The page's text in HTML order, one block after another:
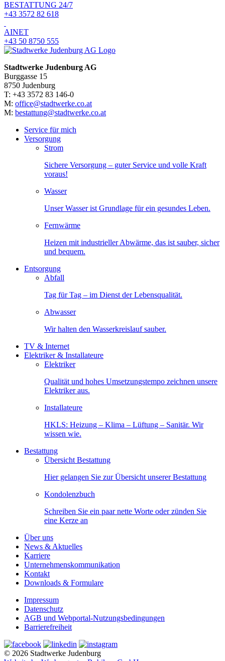
BESTATTUNG 24/7
+43 3572 82 618
AINET
+43 50 8750 555
Stadtwerke Judenburg AG
Burggasse 15
8750 Judenburg
T: +43 3572 83 146-0
M: office@stadtwerke.co.at
M: bestattung@stadtwerke.co.at
Service für mich
Versorgung
Strom
Sichere Versorgung – guter Service und volle Kraft
voraus!
Wasser
Unser Wasser ist Grundlage für ein gesundes Leben.
Fernwärme
Heizen mit industrieller Abwärme, das ist sauber, sicher
und bequem.
Entsorgung
Abfall
Tag für Tag – im Dienst der Lebensqualität.
Abwasser
Wir halten den Wasserkreislauf sauber.
TV & Internet
Elektriker & Installateure
Elektriker
Qualität und hohes Umsetzungstempo zeichnen unsere
Elektriker aus.
Installateure
HKLS: Heizung – Klima – Lüftung – Sanitär. Wir
wissen wie.
Bestattung
Übersicht Bestattung
Hier gelangen Sie zur Übersicht unserer Bestattung
Kondolenzbuch
Schreiben Sie ein paar nette Worte oder zünden Sie
eine Kerze an
Über uns
News & Aktuelles
Karriere
Unternehmenskommunikation
Kontakt
Downloads & Formulare
Impressum
Datenschutz
AGB und Webportal-Nutzungsbedingungen
Barrierefreiheit
© 2026 Stadtwerke Judenburg